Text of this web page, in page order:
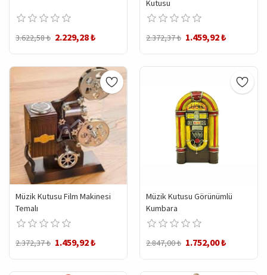
3.622,58 ₺ 2.229,28 ₺
Kutusu
2.372,37 ₺ 1.459,92 ₺
Müzik Kutusu Film Makinesi
Temalı
2.372,37 ₺ 1.459,92 ₺
Müzik Kutusu Görünümlü
Kumbara
2.847,00 ₺ 1.752,00 ₺